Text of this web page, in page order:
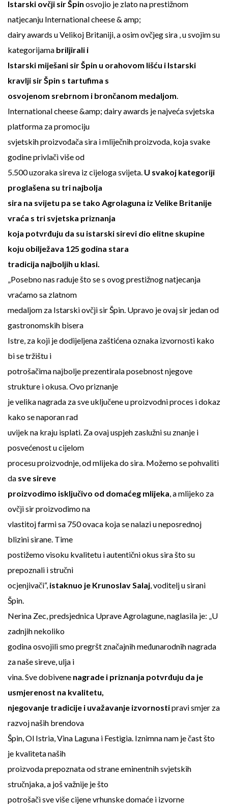
Istarski ovčji sir Špin osvojio je zlato na prestižnom
natjecanju International cheese & amp;
dairy awards u Velikoj Britaniji, a osim ovčjeg sira , u svojim su
kategorijama briljirali i
Istarski miješani sir Špin u orahovom lišću i Istarski
kravlji sir Špin s tartufima s
osvojenom srebrnom i brončanom medaljom
International cheese &amp; dairy awards je najveća svjetska
platforma za promociju
svjetskih proizvođača sira i mliječnih proizvoda, koja svake
godine privlači više od
5.500 uzoraka sireva iz cijeloga svijeta. U svakoj kategoriji
proglašena su tri najbolja
sira na svijetu pa se tako Agrolaguna iz Velike Britanije
vraća s tri svjetska priznanja
koja potvrđuju da su istarski sirevi dio elitne skupine
koju obilježava 125 godina stara
tradicija najboljih u klasi.
„Posebno nas raduje što se s ovog prestižnog natjecanja
vraćamo sa zlatnom
medaljom za Istarski ovčji sir Špin. Upravo je ovaj sir jedan od
gastronomskih bisera
Istre, za koji je dodijeljena zaštićena oznaka izvornosti kako
bi se tržištu i
potrošačima najbolje prezentirala posebnost njegove
strukture i okusa. Ovo priznanje
je velika nagrada za sve uključene u proizvodni proces i dokaz
kako se naporan rad
uvijek na kraju isplati. Za ovaj uspjeh zaslužni su znanje i
posvećenost u cijelom
procesu proizvodnje, od mlijeka do sira. Možemo se pohvaliti
da sve sireve
proizvodimo isključivo od domaćeg mlijeka , a mlijeko za
ovčji sir proizvodimo na
vlastitoj farmi sa 750 ovaca koja se nalazi u neposrednoj
blizini sirane. Time
postižemo visoku kvalitetu i autentični okus sira što su
prepoznali i stručni
ocjenjivači“, istaknuo je Krunoslav Salaj , voditelj u sirani
Špin.
Nerina Zec, predsjednica Uprave Agrolagune, naglasila je: „U
zadnjih nekoliko
godina osvojili smo pregršt značajnih međunarodnih nagrada
za naše sireve, ulja i
vina. Sve dobivene nagrade i priznanja potvrđuju da je
usmjerenost na kvalitetu,
njegovanje tradicije i uvažavanje izvornostipravi smjer za
razvoj naših brendova
Špin, Ol Istria, Vina Laguna i Festigia. Iznimna nam je čast što
je kvaliteta naših
proizvoda prepoznata od strane eminentnih svjetskih
stručnjaka, a još važnije je što
potrošači sve više cijene vrhunske domaće i izvorne